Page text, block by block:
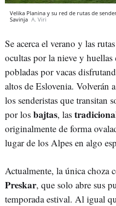
Velika Planina y su red de rutas de
Savinja A. Viri
Se acerca el verano y las
ocultas por la nieve y huellas
pobladas por vacas
altos de Eslovenia. Volverán
los senderistas que transitan
por los bajtas, las
originalmente de forma
lugar de los Alpes en algo
Actualmente, la única choza
Preskar, que solo abre sus
temporada estival. Al igual